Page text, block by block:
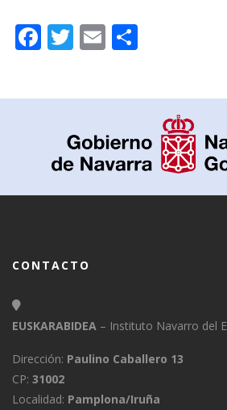
Facebook
Twitter
Email
CONTACTO
EUSKARABIDEA – Instituto Navarro del
Dirección: Paulino Caballero 13
CP: 31002
Localidad: Pamplona/Iruña